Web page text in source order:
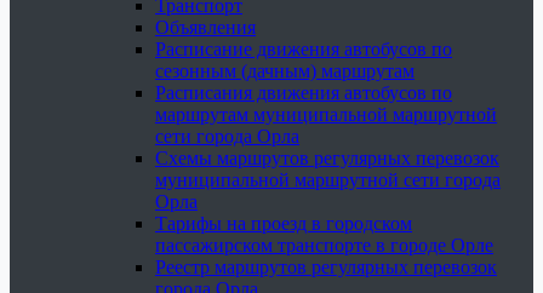
Транспорт
Объявления
Расписание движения автобусов по
сезонным (дачным) маршрутам
Расписания движения автобусов по
маршрутам муниципальной маршрутной
сети города Орла
Схемы маршрутов регулярных перевозок
муниципальной маршрутной сети города
Орла
Тарифы на проезд в городском
пассажирском транспорте в городе Орле
Реестр маршрутов регулярных перевозок
города Орла